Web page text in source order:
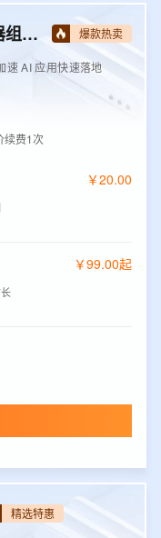
大模型服务平台百炼+云服务器组合套餐 爆款热卖
速 AI 应用快速落地
续费1次
￥20.00
￥99.00起
精选特惠